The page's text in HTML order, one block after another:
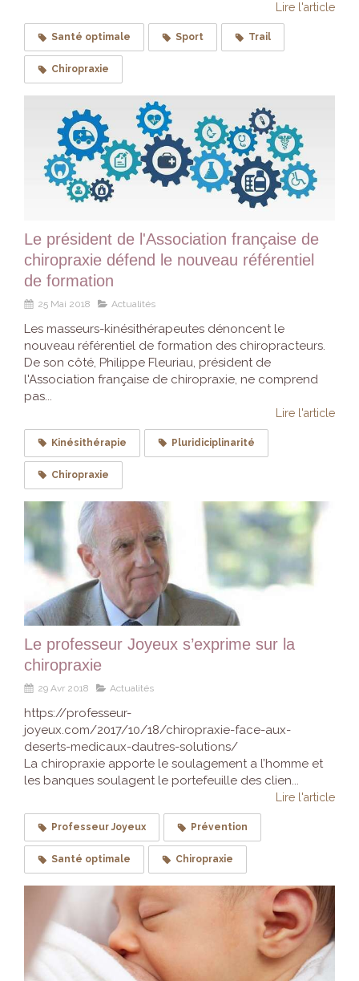
Lire l'article
Santé optimale Sport Trail
Chiropraxie
Le président de l'Association française de
chiropraxie défend le nouveau référentiel
de formation
25 Mai 2018 Actualités
Les masseurs-kinésithérapeutes dénoncent le
nouveau référentiel de formation des chiropracteurs.
De son côté, Philippe Fleuriau, président de
l'Association française de chiropraxie, ne comprend
pas...
Lire l'article
Kinésithérapie Pluridiciplinarité
Chiropraxie
Le professeur Joyeux s’exprime sur la
chiropraxie
29 Avr 2018 Actualités
https://professeur-
joyeux.com/2017/10/18/chiropraxie-face-aux-
deserts-medicaux-dautres-solutions/
La chiropraxie apporte le soulagement a l’homme et
les banques soulagent le portefeuille des clien...
Lire l'article
Professeur Joyeux Prévention
Santé optimale Chiropraxie